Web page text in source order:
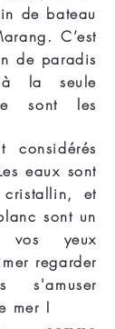
de bateau
C’est
de paradis
la seule
sont les
considérés
eaux sont
et
sont un
yeux
regarder
s'amuser
mer !